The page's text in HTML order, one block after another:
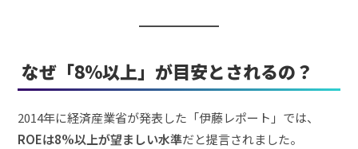
なぜ「8%以上」が目安とされるの？
2014年に経済産業省が発表した「伊藤レポート」では、
ROEは8%以上が望ましい水準だと提言されました。